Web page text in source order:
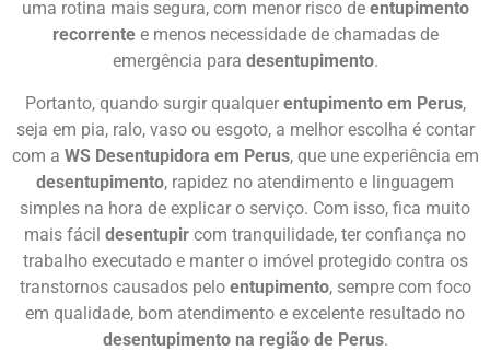
uma rotina mais segura, com menor risco de entupimento
recorrentee menos necessidade de chamadas de
emergência para desentupimento.
Portanto, quando surgir qualquer entupimento em Perus,
seja em pia, ralo, vaso ou esgoto, a melhor escolha é contar
com a WS Desentupidora em Perus, que une experiência em
desentupimento, rapidez no atendimento e linguagem
simples na hora de explicar o serviço. Com isso, fica muito
mais fácil desentupir com tranquilidade, ter confiança no
trabalho executado e manter o imóvel protegido contra os
transtornos causados pelo entupimento, sempre com foco
em qualidade, bom atendimento e excelente resultado no
desentupimento na região de Perus.